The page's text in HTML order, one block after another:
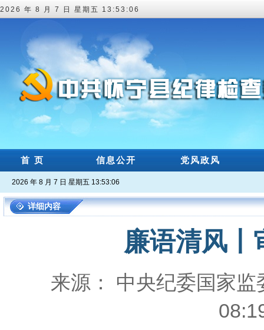
2026 年 8 月 7 日 星期五 13:53:06
首 页 信息公开 党风政风
2026 年 8 月 7 日 星期五 13:53:06
详细内容
廉语清风丨
来源： 中央纪委国家